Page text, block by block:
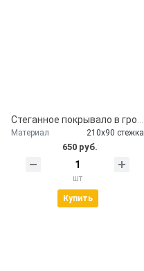
Стеганное покрывало в гроб церковь
Материал 210х90 стежка
650 руб.
шт
Купить